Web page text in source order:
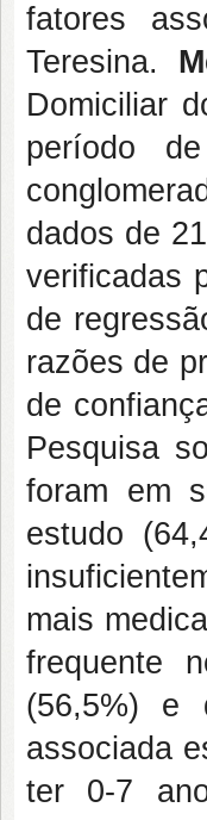
fatores
Teresina.
Domiciliar
período
dados de
verificadas
de
razões de
de
Pesquisa
foram em
estudo
mais
frequente
(56,5%) e
associada
ter 0-7